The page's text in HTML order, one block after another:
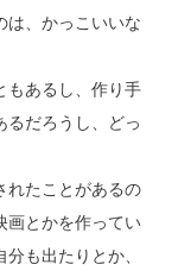
は、かっこいいな
もあるし、作り手
るだろうし、どっ
れたことがあるの
画とかを作ってい
も出たりとか、